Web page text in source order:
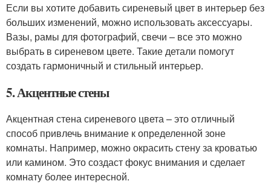
Если вы хотите добавить сиреневый цвет в интерьер без
больших изменений, можно использовать аксессуары.
Вазы, рамы для фотографий, свечи – все это можно
выбрать в сиреневом цвете. Такие детали помогут
создать гармоничный и стильный интерьер.
5. Акцентные стены
Акцентная стена сиреневого цвета – это отличный
способ привлечь внимание к определенной зоне
комнаты. Например, можно окрасить стену за кроватью
или камином. Это создаст фокус внимания и сделает
комнату более интересной.